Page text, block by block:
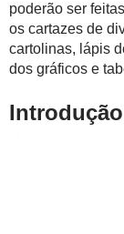
poderão ser
os cartazes de
cartolinas, lápis
dos gráficos e
Introdução